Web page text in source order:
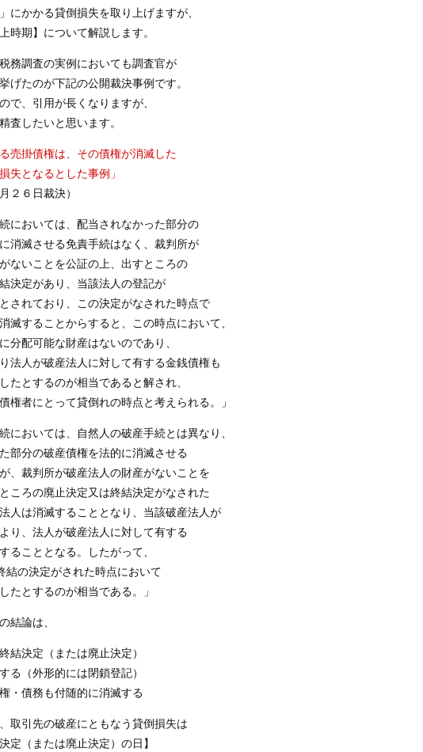
にかかる貸倒損失を取り上げますが、
時期】について解説します。
務調査の実例においても調査官が
げたのが下記の公開裁決事例です。
で、引用が長くなりますが、
査したいと思います。
売掛債権は、その債権が消滅した
失となるとした事例」
２６日裁決）
続においては、配当されなかった部分の
消滅させる免責手続はなく、裁判所が
ないことを公証の上、出すところの
決定があり、当該法人の登記が
されており、この決定がなされた時点で
滅することからすると、この時点において、
分配可能な財産はないのであり、
法人が破産法人に対して有する金銭債権も
たとするのが相当であると解され、
権者にとって貸倒れの時点と考えられる。」
においては、自然人の破産手続とは異なり、
部分の破産債権を法的に消滅させる
、裁判所が破産法人の財産がないことを
ころの廃止決定又は終結決定がなされた
人は消滅することとなり、当該破産法人が
り、法人が破産法人に対して有する
ることとなる。したがって、
結の決定がされた時点において
たとするのが相当である。」
結論は、
結決定（または廃止決定）
る（外形的には閉鎖登記）
・債務も付随的に消滅する
取引先の破産にともなう貸倒損失は
定（または廃止決定）の日】